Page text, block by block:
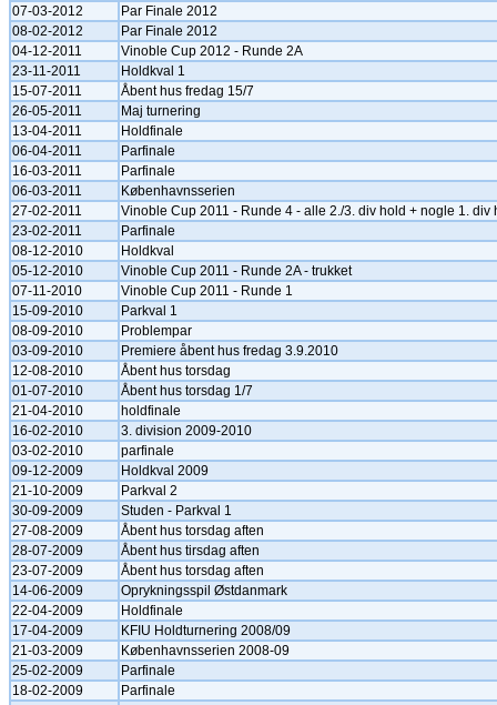
07-03-2012
Par Finale 2012
08-02-2012
Par Finale 2012
04-12-2011
Vinoble Cup 2012 - Runde 2A
23-11-2011
Holdkval 1
15-07-2011
Åbent hus fredag 15/7
26-05-2011
Maj turnering
13-04-2011
Holdfinale
06-04-2011
Parfinale
16-03-2011
Parfinale
06-03-2011
Københavnsserien
27-02-2011
Vinoble Cup 2011 - Runde 4 - alle 2./3. div hold + nogle 1. div
23-02-2011
Parfinale
08-12-2010
Holdkval
05-12-2010
Vinoble Cup 2011 - Runde 2A - trukket
07-11-2010
Vinoble Cup 2011 - Runde 1
15-09-2010
Parkval 1
08-09-2010
Problempar
03-09-2010
Premiere åbent hus fredag 3.9.2010
12-08-2010
Åbent hus torsdag
01-07-2010
Åbent hus torsdag 1/7
21-04-2010
holdfinale
16-02-2010
3. division 2009-2010
03-02-2010
parfinale
09-12-2009
Holdkval 2009
21-10-2009
Parkval 2
30-09-2009
Studen - Parkval 1
27-08-2009
Åbent hus torsdag aften
28-07-2009
Åbent hus tirsdag aften
23-07-2009
Åbent hus torsdag aften
14-06-2009
Oprykningsspil Østdanmark
22-04-2009
Holdfinale
17-04-2009
KFIU Holdturnering 2008/09
21-03-2009
Københavnsserien 2008-09
25-02-2009
Parfinale
18-02-2009
Parfinale